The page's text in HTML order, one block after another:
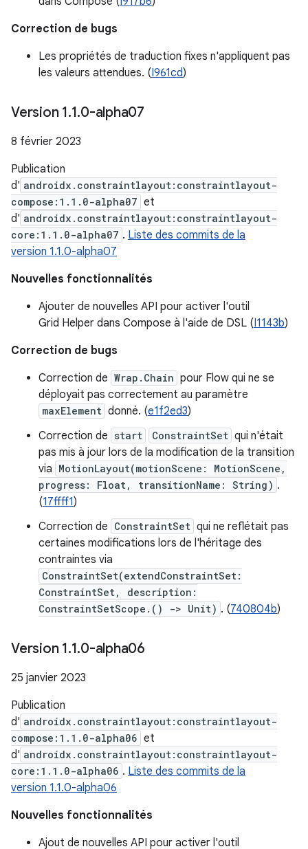
Correction de bugs
Les propriétés de traduction fixes n'appliquent pas
les valeurs attendues. (I961cd)
Version 1.1.0-alpha07
8 février 2023
Publication
d' androidx.constraintlayout:constraintlayout-
compose:1.1.0-alpha07 et
d' androidx.constraintlayout:constraintlayout-
core:1.1.0-alpha07 . Liste des commits de la
version 1.1.0-alpha07
Nouvelles fonctionnalités
Ajouter de nouvelles API pour activer l'outil
Grid Helper dans Compose à l'aide de DSL (I1143b)
Correction de bugs
Correction de Wrap.Chain pour Flow qui ne se
déployait pas correctement au paramètre
maxElement donné. (e1f2ed3)
Correction de start ConstraintSet qui n'était
pas mis à jour lors de la modification de la transition
via MotionLayout(motionScene: MotionScene,
progress: Float, transitionName: String) .
(17ffff1)
Correction de ConstraintSet qui ne reflétait pas
certaines modifications lors de l'héritage des
contraintes via
ConstraintSet(extendConstraintSet:
ConstraintSet, description:
ConstraintSetScope.() -> Unit) . (740804b)
Version 1.1.0-alpha06
25 janvier 2023
Publication
d' androidx.constraintlayout:constraintlayout-
compose:1.1.0-alpha06 et
d' androidx.constraintlayout:constraintlayout-
core:1.1.0-alpha06 . Liste des commits de la
version 1.1.0-alpha06
Nouvelles fonctionnalités
Ajout de nouvelles API pour activer l'outil